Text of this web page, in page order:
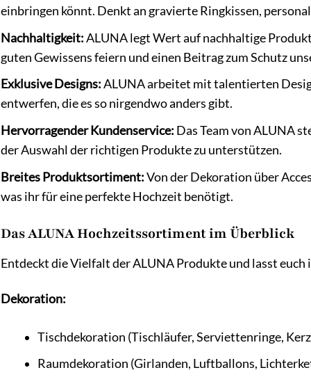
einbringen könnt. Denkt an gravierte Ringkissen,
Nachhaltigkeit:ALUNA legt Wert auf nachhaltige
guten Gewissens feiern und einen Beitrag zum Schutz
Exklusive Designs:ALUNA arbeitet mit talentierten
entwerfen, die es so nirgendwo anders gibt.
Hervorragender Kundenservice: Das Team von ALUNA
der Auswahl der richtigen Produkte zu unterstützen.
Breites Produktsortiment:Von der Dekoration über
was ihr für eine perfekte Hochzeit benötigt.
Das ALUNA Hochzeitssortiment im Überblick
Entdeckt die Vielfalt der ALUNA Produkte und lasst euch
Dekoration:
Tischdekoration (Tischläufer, Serviettenringe,
Raumdekoration (Girlanden, Luftballons,